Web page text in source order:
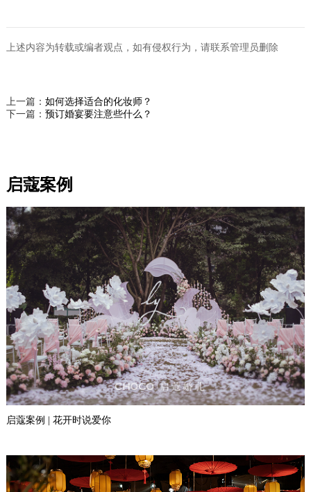
上述内容为转载或编者观点，如有侵权行为，请联系管理员删除
上一篇： 如何选择适合的化妆师？
下一篇： 预订婚宴要注意些什么？
启蔻案例
启蔻案例 | 花开时说爱你